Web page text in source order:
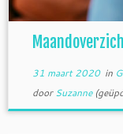
31 maart 2020in
doorSuzanne